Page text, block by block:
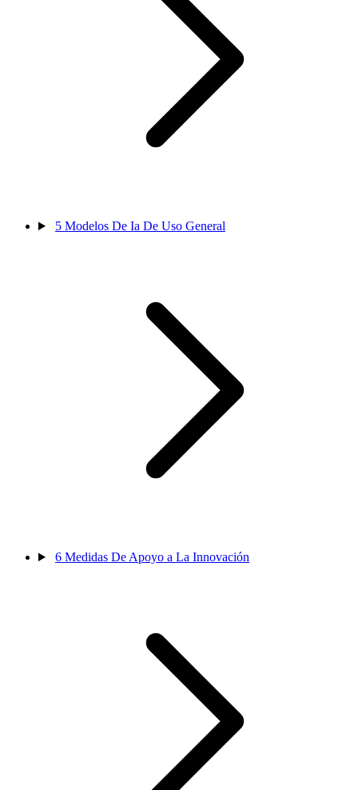
5 Modelos De Ia De Uso General
6 Medidas De Apoyo a La Innovación